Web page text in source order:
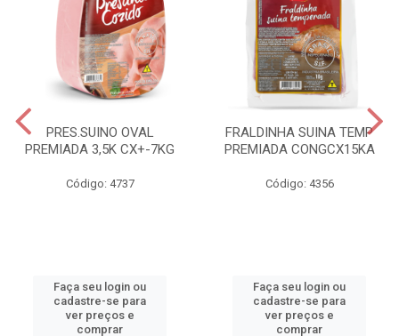
PRES.SUINO OVAL
PREMIADA 3,5K CX+-7KG
Código: 4737
Faça seu login ou
cadastre-se para
ver preços e
comprar
FRALDINHA SUINA TEMP
PREMIADA CONGCX15KA
Código: 4356
Faça seu login ou
cadastre-se para
ver preços e
comprar